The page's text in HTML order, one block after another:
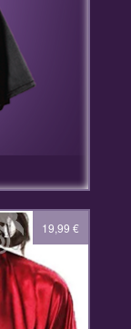
19,99 €